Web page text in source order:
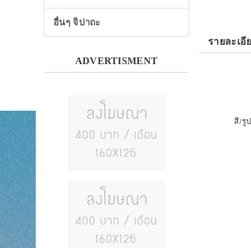
อื่นๆ จิปาถะ
ADVERTISMENT
รายละเ
สี/รู